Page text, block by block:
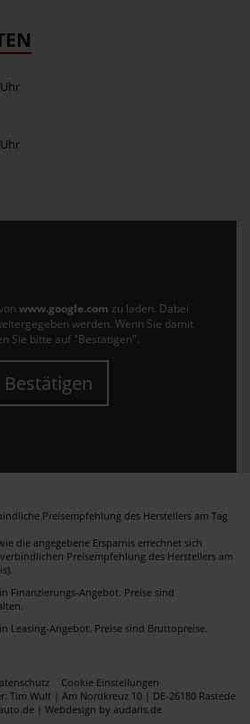
www.google.com zu laden. Dabei
werden. Wenn Sie damit
Sie bitte auf "Bestätigen".
Bestätigen
Preisempfehlung des Herstellers am Tag
die angegebene Ersparnis errechnet sich
Preisempfehlung des Herstellers am
Finanzierungs-Angebot. Preise sind
Leasing-Angebot. Preise sind Bruttopreise.
Cookie Einstellungen
Tim Wulf | Am Nordkreuz 10 | DE-26180 Rastede
| Webdesign by audaris.de